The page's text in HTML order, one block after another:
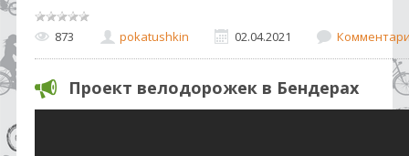
873 pokatushkin 02.04.2021
Проект велодорожек в Бендерах